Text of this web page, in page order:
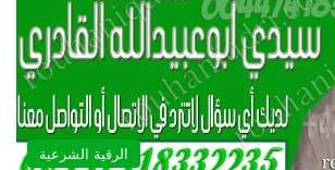
الرقية الشرعية